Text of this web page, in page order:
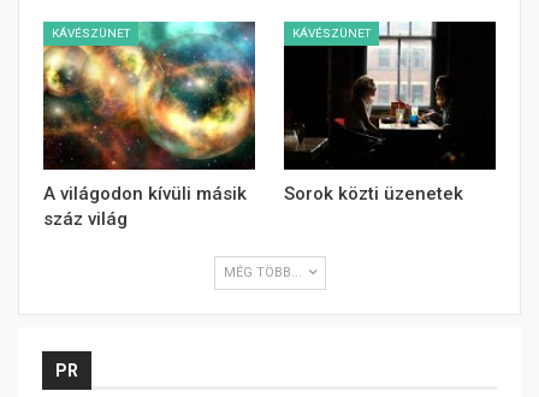
KÁVÉSZÜNET
A világodon kívüli másik
száz világ
KÁVÉSZÜNET
Sorok közti üzenetek
MÉG TÖBB...
PR